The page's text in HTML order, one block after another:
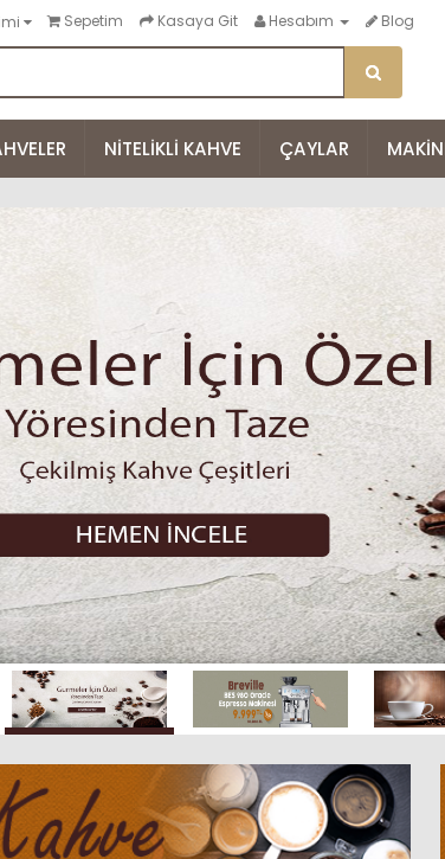
Sepetim Kasaya Git Hesabım Blog
NITELIKLI KAHVE ÇAYLAR